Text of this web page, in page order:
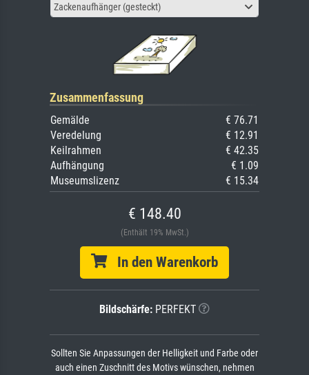
Zackenaufhänger (gesteckt)
Zusammenfassung
Gemälde
€ 76.71
Veredelung
€ 12.91
Keilrahmen
€ 42.35
Aufhängung
€ 1.09
Museumslizenz
€ 15.34
€ 148.40
(Enthält 19% MwSt.)
In den Warenkorb
Bildschärfe: PERFEKT
Sollten Sie Anpassungen der Helligkeit und Farbe oder
auch einen Zuschnitt des Motivs wünschen, nehmen